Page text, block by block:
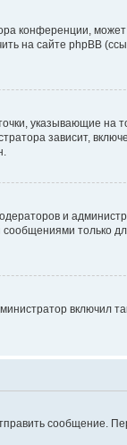
конференции,
на сайте phpBB
указывающие на
зависит,
и
только
включил
сообщение.